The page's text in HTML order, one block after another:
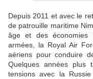
Depuis 2011 et avec le
de patrouille maritime
âge et des économies
armées, la Royal Air
aériens pour conduire
Quelques années plus
tensions avec la